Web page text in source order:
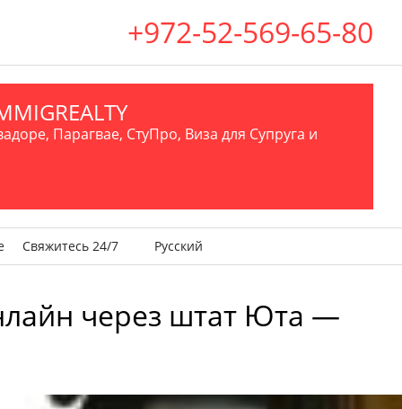
+972-52-569-65-80
Парагвае, СтуПро, Виза для Супруга и
Свяжитесь 24/7 Русский
через штат Юта —